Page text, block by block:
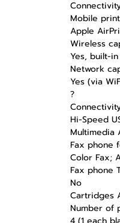
Mobile
Apple
Wireless
Yes, built-
Network
Yes (via
?
Hi-Speed
Multimedia
Fax phone
Color Fax;
Fax phone
No
Cartridges
Number of